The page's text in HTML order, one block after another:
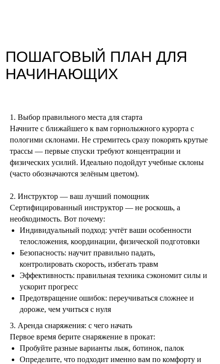
1. Выбор правильного места для старта
Начните с ближайшего к вам горнолыжного курорта с
пологими склонами. Не стремитесь сразу покорять крутые
трассы — первые спуски требуют концентрации и
физических усилий. Идеально подойдут учебные склоны
(часто обозначаются зелёным цветом).
2. Инструктор — ваш лучший помощник
Сертифицированный инструктор — не роскошь, а
необходимость. Вот почему:
Индивидуальный подход: учтёт ваши особенности
телосложения, координации, физической подготовки
Безопасность: научит правильно падать,
контролировать скорость, избегать травм
Эффективность: правильная техника сэкономит силы и
ускорит прогресс
Предотвращение ошибок: переучиваться сложнее и
дороже, чем учиться с нуля
3. Аренда снаряжения: с чего начать
Первое время берите снаряжение в прокат:
Пробуйте разные варианты лыж, ботинок, палок
Определите, что подходит именно вам по комфорту и